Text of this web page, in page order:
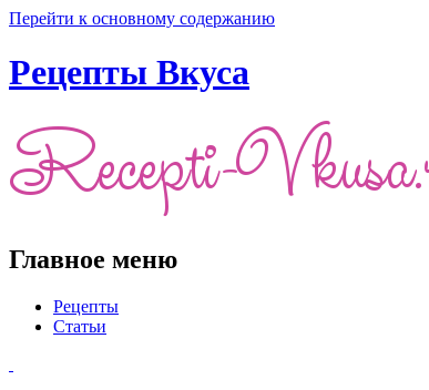
Перейти к основному содержанию
Рецепты Вкуса
Главное меню
Рецепты
Статьи